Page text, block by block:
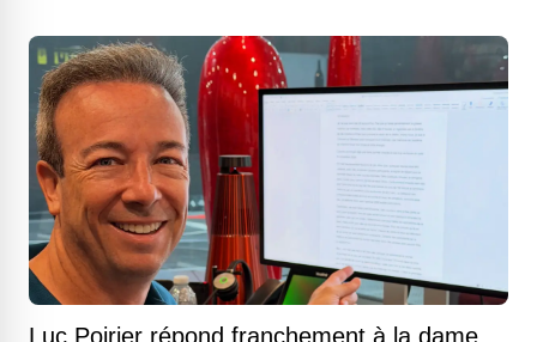
Luc Poirier répond franchement à la dame